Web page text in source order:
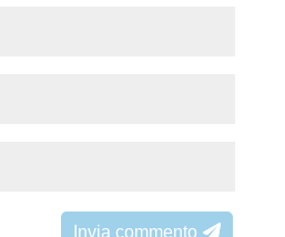
Invia commento